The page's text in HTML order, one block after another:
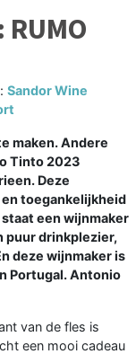
RUMO
Sandor Wine
maken. Andere
Tinto 2023
Deze
toegankelijkheid
een wijnmaker
puur drinkplezier,
deze wijnmaker is
Portugal. Antonio
van de fles is
een mooi cadeau